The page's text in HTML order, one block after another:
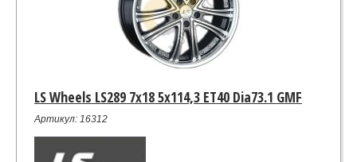
LS Wheels LS289 7x18 5x114,3 ET40 Dia73.1 GMF
Артикул: 16312